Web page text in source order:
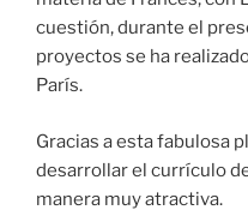
cuestión, durante el
proyectos se ha
París.
Gracias a esta fabulosa
desarrollar el currículo
manera muy atractiva.